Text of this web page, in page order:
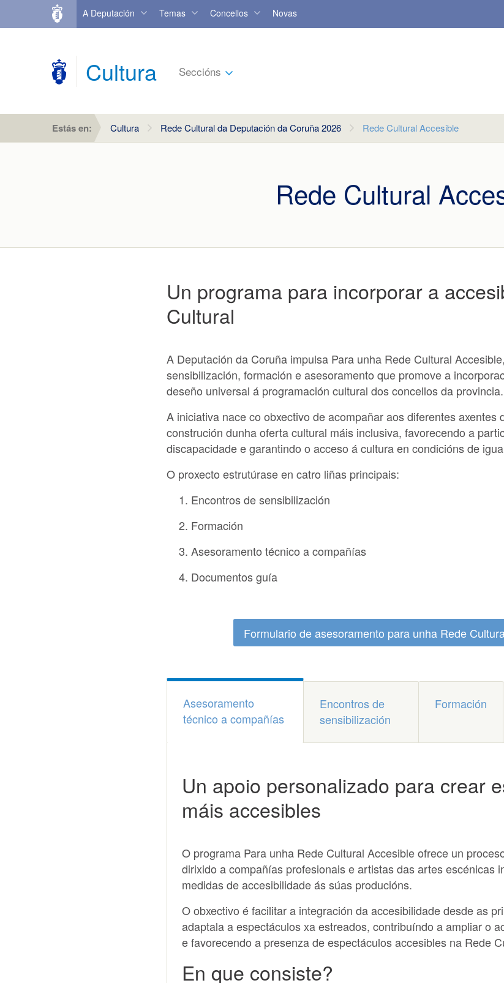
A Deputación Temas Concellos Novas
Cultura Seccións
Estás en: Cultura Rede Cultural da Deputación da Coruña 2026 Rede Cultural Accesible
Rede Cultural
Un programa para incorporar a
Cultural
A Deputación da Coruña impulsa Para unha Rede Cultural Accesible
sensibilización, formación e asesoramento que promove a
deseño universal á programación cultural dos concellos da provincia.
A iniciativa nace co obxectivo de acompañar aos diferentes axentes
construción dunha oferta cultural máis inclusiva, favorecendo a
discapacidade e garantindo o acceso á cultura en condicións de
O proxecto estrutúrase en catro liñas principais:
Encontros de sensibilización
Formación
Asesoramento técnico a compañías
Documentos guía
Formulario de asesoramento para unha Rede
Asesoramento
técnico a compañías
Encontros de
sensibilización
Formación
Un apoio personalizado para crear
máis accesibles
O programa Para unha Rede Cultural Accesible ofrece un
dirixido a compañías profesionais e artistas das artes escénicas
medidas de accesibilidade ás súas producións.
O obxectivo é facilitar a integración da accesibilidade desde as
adaptala a espectáculos xa estreados, contribuíndo a ampliar o
e favorecendo a presenza de espectáculos accesibles na Rede
En que consiste?